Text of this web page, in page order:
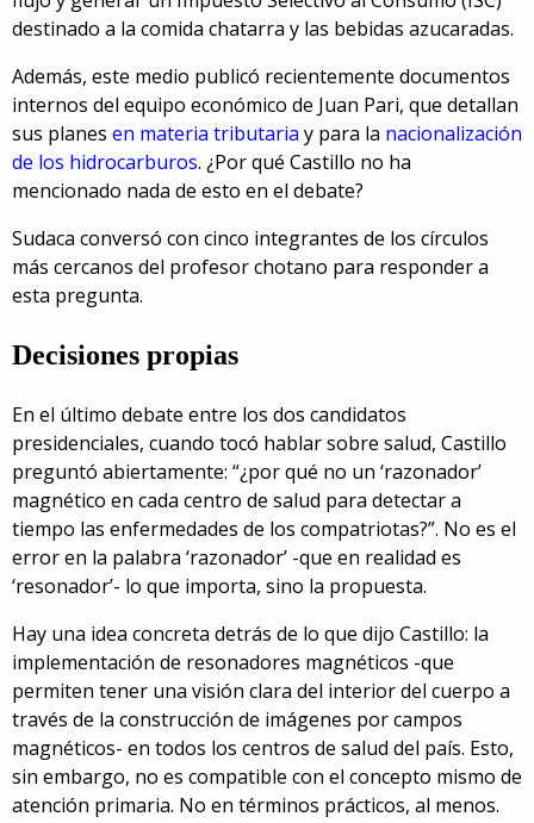
destinado a la comida chatarra y las bebidas azucaradas.
Además, este medio publicó recientemente documentos
internos del equipo económico de Juan Pari, que detallan
sus planes en materia tributaria y para la nacionalización
de los hidrocarburos. ¿Por qué Castillo no ha
mencionado nada de esto en el debate?
Sudaca conversó con cinco integrantes de los círculos
más cercanos del profesor chotano para responder a
esta pregunta.
Decisiones propias
En el último debate entre los dos candidatos
presidenciales, cuando tocó hablar sobre salud, Castillo
preguntó abiertamente: “¿por qué no un ‘razonador’
magnético en cada centro de salud para detectar a
tiempo las enfermedades de los compatriotas?”. No es el
error en la palabra ‘razonador’ -que en realidad es
‘resonador’- lo que importa, sino la propuesta.
Hay una idea concreta detrás de lo que dijo Castillo: la
implementación de resonadores magnéticos -que
permiten tener una visión clara del interior del cuerpo a
través de la construcción de imágenes por campos
magnéticos- en todos los centros de salud del país. Esto,
sin embargo, no es compatible con el concepto mismo de
atención primaria. No en términos prácticos, al menos.